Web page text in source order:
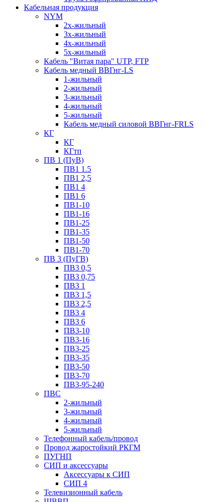
Кабельная продукция
NYM
2х-жильный
3х-жильный
4х-жильный
5х-жильный
Кабель "Витая пара" UTP, FTP
Кабель медный ВВГнг-LS
1-жильный
2-жильный
3-жильный
4-жильный
5-жильный
Кабель медный силовой ВВГнг-FRLS
КГ
КГ
КГтп
ПВ 1 (ПуВ)
ПВ1 1.5
ПВ1 2,5
ПВ1 4
ПВ1 6
ПВ1-10
ПВ1-16
ПВ1-25
ПВ1-35
ПВ1-50
ПВ1-70
ПВ 3 (ПуГВ)
ПВ3 0,5
ПВ3 0,75
ПВ3 1
ПВ3 1,5
ПВ3 2,5
ПВ3 4
ПВ3 6
ПВ3-10
ПВ3-16
ПВ3-25
ПВ3-35
ПВ3-50
ПВ3-70
ПВ3-95-240
ПВС
2-жильный
3-жильный
4-жильный
5-жильный
Телефонный кабель/провод
Провод жаростойкий РКГМ
ПУГНП
СИП и аксессуары
Аксессуары к СИП
СИП 4
Телевизионный кабель